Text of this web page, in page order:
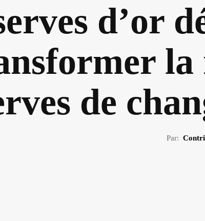
d’or
la
de
Par: